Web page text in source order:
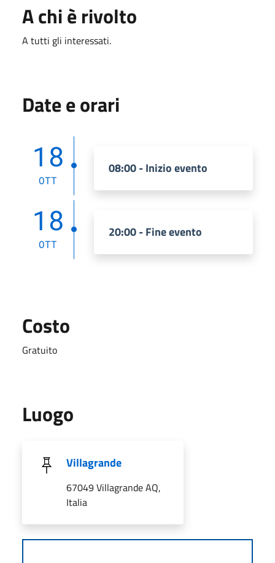
A chi è rivolto
A tutti gli interessati.
Date e orari
18
OTT
08:00 - Inizio evento
18
OTT
20:00 - Fine evento
Costo
Gratuito
Luogo
Villagrande
67049 Villagrande AQ,
Italia